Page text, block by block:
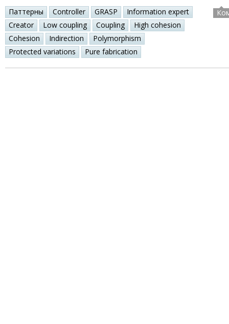
Паттерны Controller GRASP
Information expert
Creator
Low coupling Coupling
High cohesion
Cohesion
Indirection
Polymorphism
Protected variations
Pure fabrication